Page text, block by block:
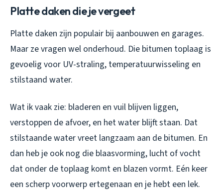
Platte daken die je vergeet
Platte daken zijn populair bij aanbouwen en garages.
Maar ze vragen wel onderhoud. Die bitumen toplaag is
gevoelig voor UV-straling, temperatuurwisseling en
stilstaand water.
Wat ik vaak zie: bladeren en vuil blijven liggen,
verstoppen de afvoer, en het water blijft staan. Dat
stilstaande water vreet langzaam aan de bitumen. En
dan heb je ook nog die blaasvorming, lucht of vocht
dat onder de toplaag komt en blazen vormt. Eén keer
een scherp voorwerp ertegenaan en je hebt een lek.